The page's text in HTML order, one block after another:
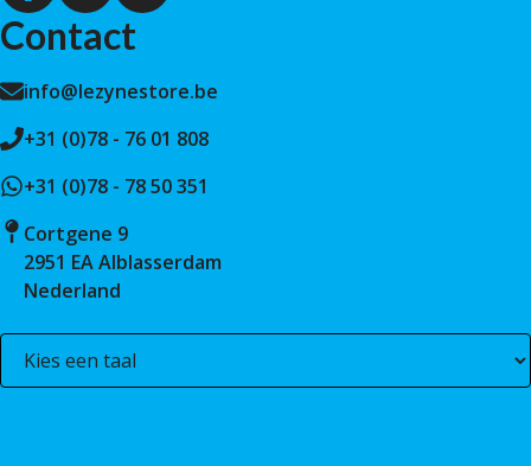
Contact
info@lezynestore.be
+31 (0)78 - 76 01 808
+31 (0)78 - 78 50 351
Cortgene 9
2951 EA Alblasserdam
Nederland